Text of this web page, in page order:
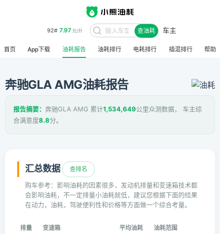
92# 7.97元/升 查油耗 车主
首页 App下载 油耗报告 油耗排行 电耗排行 插混排行 帮助
奔驰GLA AMG油耗报告
报告摘要： 奔驰GLA AMG 累计1,534,649公里众测数据， 车主综
合满意度8.8分。
汇总数据 查排名
购车参考：影响油耗的因素很多，发动机排量和变速箱技术都
会影响油耗，不一定排量小油耗就低，建议您根据下面的结果
在动力，油耗，驾驶便利性和价格等方面做一个综合考量。
排量 变速箱 平均油耗 油耗范围